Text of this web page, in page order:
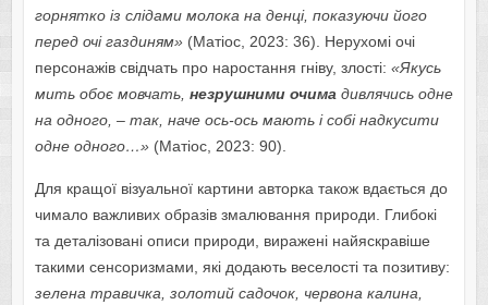
горнятко із слідами молока на денці, показуючи його
перед очі газдиням»(Матіос, 2023: 36). Нерухомі очі
персонажів свідчать про наростання гніву, злості: «Якусь
мить обоє мовчать, незрушними очимадивлячись одне
на одного, – так, наче ось-ось мають і собі надкусити
одне одного…» (Матіос, 2023: 90).
Для кращої візуальної картини авторка також вдається до
чимало важливих образів змалювання природи. Глибокі
та деталізовані описи природи, виражені найяскравіше
такими сенсоризмами, які додають веселості та позитиву:
зелена травичка, золотий садочок, червона калина,